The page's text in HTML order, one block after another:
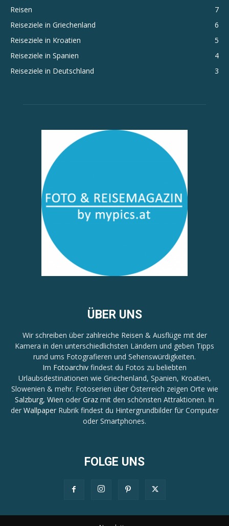
Reisen
7
Reiseziele in Griechenland
6
Reiseziele in Kroatien
5
Reiseziele in Spanien
4
Reiseziele in Deutschland
3
ÜBER UNS
Wir schreiben über zahlreiche Reisen & Ausflüge mit der
Kamera in den unterschiedlichsten Ländern und geben Tipps
rund ums Fotografieren und Sehenswürdigkeiten.
Im Fotoarchiv findest du Fotos zu beliebten
Urlaubsdestinationen wie Griechenland, Spanien, Kroatien,
Slowenien & mehr. Fotoserien über Österreich zeigen Orte wie
Salzburg, Wien oder Graz mit den schönsten Attraktionen. In
der WallpaperRubrik findest du Hintergrundbilder für Computer
oder Smartphones.
FOLGE UNS